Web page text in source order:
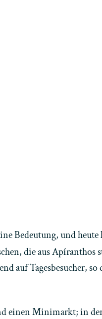
Bedeutung, und
die aus Apíranthos
auf Tagesbesucher, so
einen Minimarkt; in